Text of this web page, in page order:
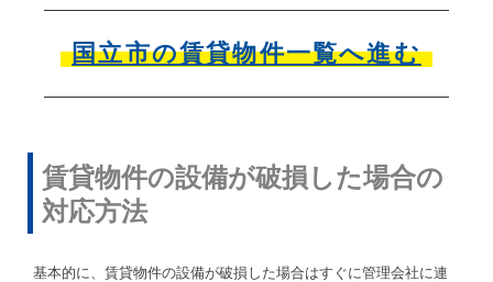
国立市の賃貸物件一覧へ進む
賃貸物件の設備が破損した場合の
対応方法
基本的に、賃貸物件の設備が破損した場合はすぐに管理会社に連